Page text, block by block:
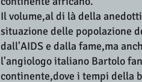
Il volume,al di là della
situazione delle popolazione
dall'AIDS e dalla fame,ma
l'angiologo italiano Bartolo
continente,dove i tempi della